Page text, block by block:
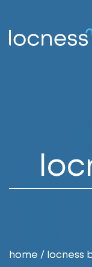
home / locness